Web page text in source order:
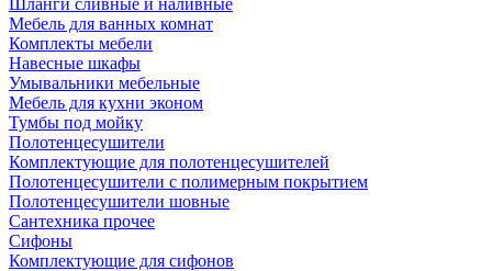
Шланги сливные и наливные
Мебель для ванных комнат
Комплекты мебели
Навесные шкафы
Умывальники мебельные
Мебель для кухни эконом
Тумбы под мойку
Полотенцесушители
Комплектующие для полотенцесушителей
Полотенцесушители с полимерным покрытием
Полотенцесушители шовные
Сантехника прочее
Сифоны
Комплектующие для сифонов